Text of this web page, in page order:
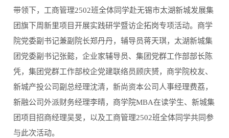
带领下，工商管理2502班全体同学赴无锡市太湖新城发展集
团旗下周新里项目开展实践研学暨访企拓岗专项活动。商学
院党委副书记兼副院长郑丹丹，辅导员蒋天琪，太湖新城集
团党委副书记张懿，企业家辅导员、集团党群工作部部长陈
凭，集团党群工作部校企党建联络员顾庆赟，商学院校友、
新城产投公司副总经理沈清，新尚资本公司人事经理费荔，
新融公司外派财务经理李晴，商学院MBA在读学生、新城集
团项目招商经理吴旻，以及工商管理2502班全体同学共同参
与此次活动。